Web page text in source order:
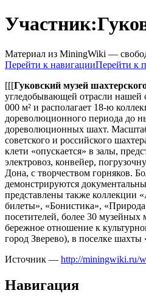
Материал из MiningWiki —
Перейти к навигацииПерейти к
[[[Гуковский музей
угледобывающей отрасли нашей
000 м² и располагает 18-ю
дореволюционного периода до
дореволюционных шахт.
советского и российского
клети «опускается» в залы,
электровоз, конвейер,
Дона, с творчеством горняков.
демонстрируются
представлены также коллекции
билеты», «Бонистика»,
посетителей, более 30
бережное отношение к
город Зверево), в поселке
Источник — http://miningwiki.ru/
Навигация